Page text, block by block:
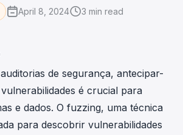
April 8, 2024 3 min read
de segurança, antecipar-
é crucial para
e dados. O fuzzing, uma técnica
para descobrir vulnerabilidades